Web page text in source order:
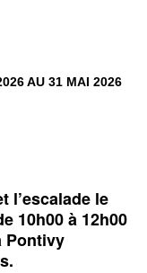
AU 31 MAI 2026
l’escalade le
10h00 à 12h00
Pontivy